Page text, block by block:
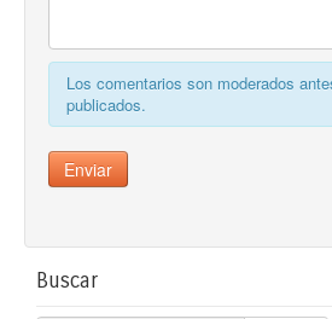
Los comentarios son moderados
publicados.
Buscar